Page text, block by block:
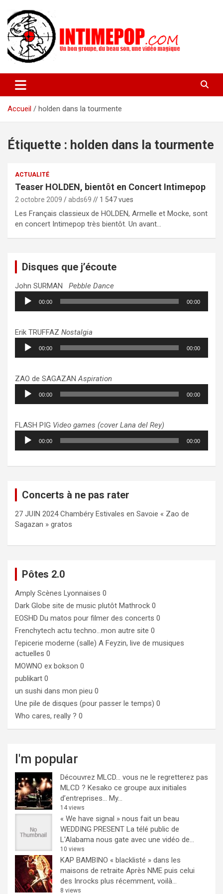
contenu
intimepop.com
actuelles pop rock, post-rock, indé sur Lyon. rock pop concert
lyon
Accueil
holden dans la tourmente
Étiquette : holden dans la tourmente
ACTUALITÉ
Teaser HOLDEN, bientôt en Concert Intimepop
2 octobre 2009 abds69 // 1 547 vues
Les Français classieux de HOLDEN, Armelle et Mocke, sont
en concert Intimepop très bientôt. Un avant…
Disques que j’écoute
John SURMAN Pebble Dance
Lecteur
audio
00:00 00:00
Erik TRUFFAZ Nostalgia
Lecteur
audio
00:00 00:00
ZAO de SAGAZANAspiration
Lecteur
audio
00:00 00:00
FLASH PIG Video games (cover Lana del Rey)
Lecteur
audio
00:00 00:00
Concerts à ne pas rater
27 JUIN 2024 Chambéry Estivales en Savoie « Zao de
Sagazan » gratos
Pôtes 2.0
Amply Scènes Lyonnaises 0
Dark Globe site de music plutôt Mathrock 0
EOSHD Du matos pour filmer des concerts 0
Frenchytech actu techno…mon autre site 0
l'epicerie moderne (salle) A Feyzin, live de musiques
actuelles 0
MOWNO ex bokson 0
publikart 0
un sushi dans mon pieu 0
Une pile de disques (pour passer le temps) 0
Who cares, really ? 0
I'm popular
Découvrez MLCD… vous ne le regretterez pas
MLCD ? Kesako ce groupe aux initiales
d’entreprises… My...
14 views
« We have signal » nous fait un beau
WEDDING PRESENT La télé public de
L'Alabama nous gate avec une vidéo de...
10 views
KAP BAMBINO « blacklisté » dans les
maisons de retraite Après NME puis celui
des Inrocks plus récemment, voilà...
8 views